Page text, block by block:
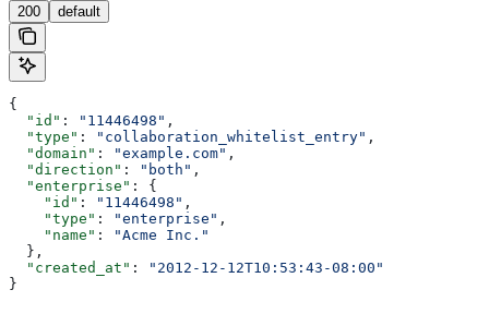
200 default
{
  "id"
: "11446498" ,
  "type"
: "collaboration_whitelist_entry" ,
  "domain"
: "example.com" ,
  "direction"
: "both" ,
  "enterprise"
: {
    "id"
: "11446498" ,
    "type"
: "enterprise" ,
    "name"
:
"Acme Inc."
  },
  "created_at"
:
"2012-12-12T10:53:43-08:00"
}